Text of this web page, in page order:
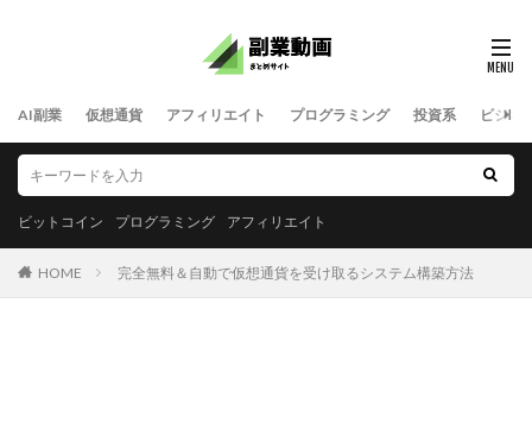
AI副業 仮想通貨 アフィリエイト プログラミング 投資系 ビジネ
ビットコイン プログラミング アフィリエイト
HOME 完全無料＆自動で仮想通貨を受け取るシステム構築方法